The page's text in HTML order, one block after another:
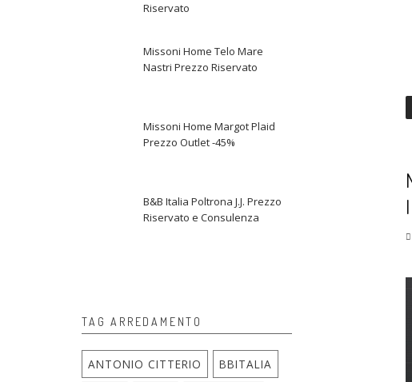
Riservato
Missoni Home Telo Mare
Nastri Prezzo Riservato
Missoni Home Margot Plaid
Prezzo Outlet -45%
B&B Italia Poltrona J.J. Prezzo
Riservato e Consulenza
TAG ARREDAMENTO
ANTONIO CITTERIO BBITALIA